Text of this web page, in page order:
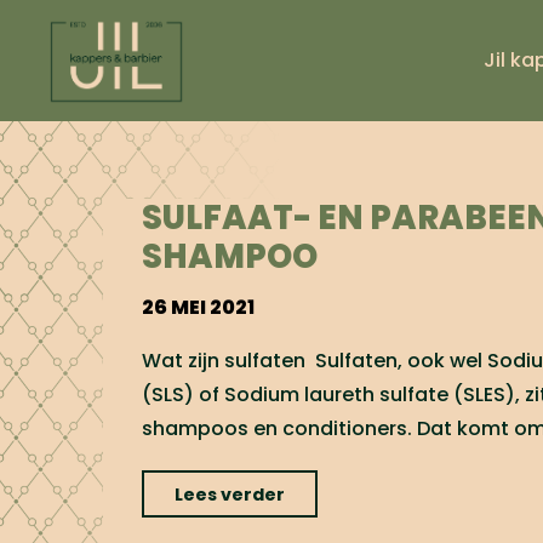
inhoud
Jil
SULFAAT- EN
SHAMPOO
26 MEI 2021
Wat zijn sulfaten Sulfaten, ook wel
(SLS) of Sodium laureth sulfate (SLES),
shampoos en conditioners. Dat komt
Lees verder